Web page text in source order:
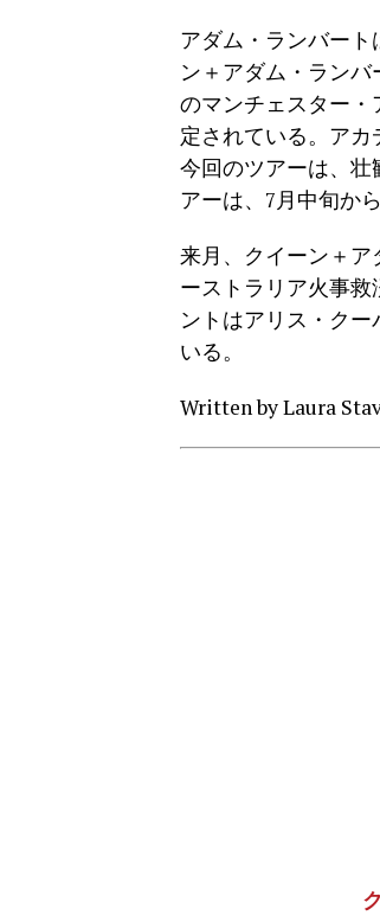
アダム・ランバー
ン＋アダム・ラン
のマンチェスター・
定されている。ア
今回のツアーは、
アーは、7月中旬か
来月、クイーン＋ア
ーストラリア火事
ントはアリス・ク
いる。
Written byLaura